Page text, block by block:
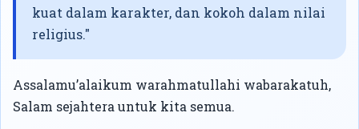
kuat dalam karakter, dan kokoh dalam nilai
religius."
Assalamu’alaikum warahmatullahi wabarakatuh,
Salam sejahtera untuk kita semua.